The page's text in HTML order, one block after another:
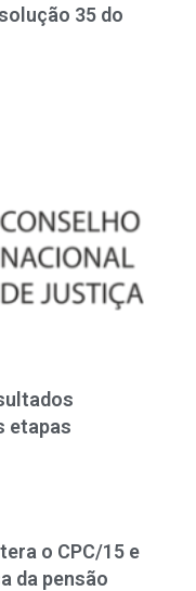
35 do
etapas
o CPC/15 e
da pensão